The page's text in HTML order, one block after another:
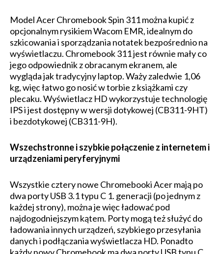
Model Acer Chromebook Spin 311 można kupić z
opcjonalnym rysikiem Wacom EMR, idealnym do
szkicowania i sporządzania notatek bezpośrednio na
wyświetlaczu. Chromebook 311 jest równie mały co
jego odpowiednik z obracanym ekranem, ale
wygląda jak tradycyjny laptop. Waży zaledwie 1,06
kg, więc łatwo go nosić w torbie z książkami czy
plecaku. Wyświetlacz HD wykorzystuje technologię
IPS i jest dostępny w wersji dotykowej (CB311-9HT)
i bezdotykowej (CB311-9H).
Wszechstronne i szybkie połączenie z internetem i
urządzeniami peryferyjnymi
Wszystkie cztery nowe Chromebooki Acer mają po
dwa porty USB 3.1 typu C 1. generacji (po jednym z
każdej strony), można je więc ładować pod
najdogodniejszym kątem. Porty mogą też służyć do
ładowania innych urządzeń, szybkiego przesyłania
danych i podłączania wyświetlacza HD. Ponadto